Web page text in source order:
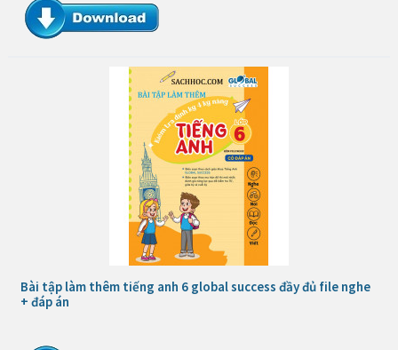
Bài tập làm thêm tiếng anh 6 global success đầy đủ file nghe
+ đáp án